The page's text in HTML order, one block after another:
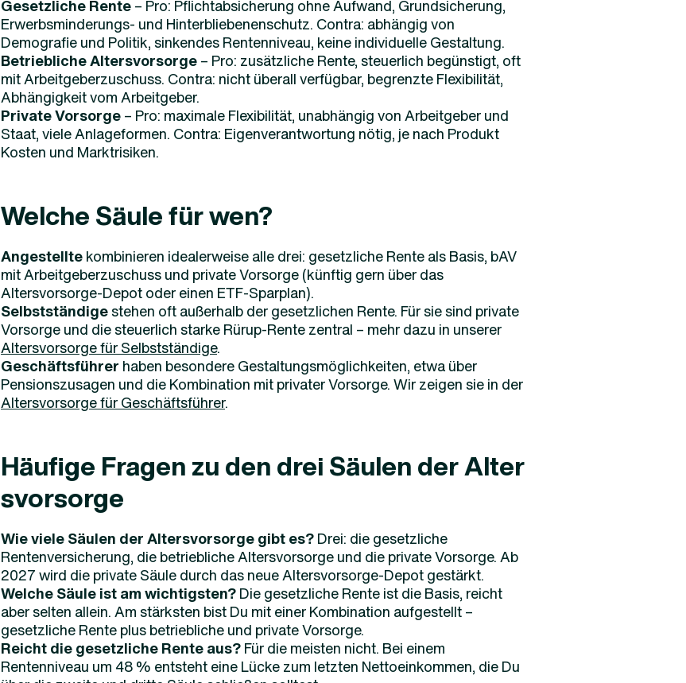
Gesetzliche Rente– Pro: Pflichtabsicherung ohne Aufwand, Grundsicherung,
Erwerbsminderungs- und Hinterbliebenenschutz. Contra: abhängig von
Demografie und Politik, sinkendes Rentenniveau, keine individuelle Gestaltung.
Betriebliche Altersvorsorge– Pro: zusätzliche Rente, steuerlich begünstigt, oft
mit Arbeitgeberzuschuss. Contra: nicht überall verfügbar, begrenzte Flexibilität,
Abhängigkeit vom Arbeitgeber.
Private Vorsorge– Pro: maximale Flexibilität, unabhängig von Arbeitgeber und
Staat, viele Anlageformen. Contra: Eigenverantwortung nötig, je nach Produkt
Kosten und Marktrisiken.
Welche Säule für wen?
Angestelltekombinieren idealerweise alle drei: gesetzliche Rente als Basis, bAV
mit Arbeitgeberzuschuss und private Vorsorge (künftig gern über das
Altersvorsorge-Depot oder einen ETF-Sparplan).
Selbstständigestehen oft außerhalb der gesetzlichen Rente. Für sie sind private
Vorsorge und die steuerlich starke Rürup-Rente zentral – mehr dazu in unserer
Altersvorsorge für Selbstständige.
Geschäftsführer haben besondere Gestaltungsmöglichkeiten, etwa über
Pensionszusagen und die Kombination mit privater Vorsorge. Wir zeigen sie in der
Altersvorsorge für Geschäftsführer.
Häufige Fragen zu den drei Säulen der Alter
svorsorge
Wie viele Säulen der Altersvorsorge gibt es?Drei: die gesetzliche
Rentenversicherung, die betriebliche Altersvorsorge und die private Vorsorge. Ab
2027 wird die private Säule durch das neue Altersvorsorge-Depot gestärkt.
Welche Säule ist am wichtigsten?Die gesetzliche Rente ist die Basis, reicht
aber selten allein. Am stärksten bist Du mit einer Kombination aufgestellt –
gesetzliche Rente plus betriebliche und private Vorsorge.
Reicht die gesetzliche Rente aus?Für die meisten nicht. Bei einem
Rentenniveau um 48 % entsteht eine Lücke zum letzten Nettoeinkommen, die Du